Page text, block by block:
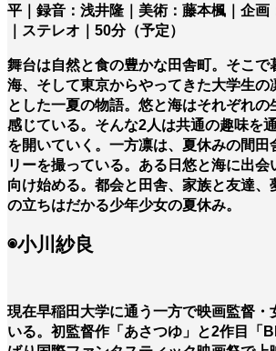
平｜録音：浅井隆｜美術：藤本楓｜企画
｜ステレオ｜50分（予定）
舞台は⾃然と⾷の豊かな田舎町。そこで
海、そして東京からやってきた⼤学⽣の
とした一夏の物語。悠と海はそれぞれの
感じている。そんな2⼈は共通の趣味を
を開いていく。一⽅凛は、夏休みの間⽥
リーを撮っている。ある⽇悠と海に出
向け始める。都会と田舎、家族と友達
の立ちはだかる少年少女の夏休み。
◉小川紗良
現在早稲田大学に通う一方で映画監督・
いる。初監督作「あさつゆ」と2作目「